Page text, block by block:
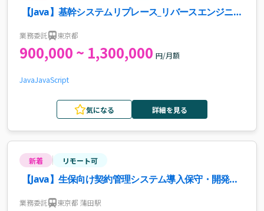
【Java】基幹システムリプレース_リバースエンジニア
業務委託 東京都
900,000 ~ 1,300,000 円/月額
JavaJavaScript
気になる 詳細を見る
新着 リモート可
【Java】生保向け契約管理システム導入保守・開発案
業務委託 東京都 蒲田駅